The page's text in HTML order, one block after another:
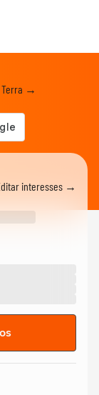
Terra →
interesses →